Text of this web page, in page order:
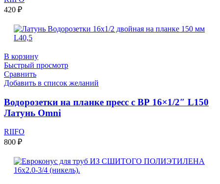
420 ₽
В корзину
Быстрый просмотр
Сравнить
Добавить в список желаний
Водорозетки на планке пресс с ВР 16×1/2″ L150
Латунь Omni
RIIFO
800 ₽